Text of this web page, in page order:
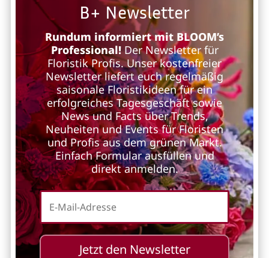
B+ Newsletter
Rundum informiert mit BLOOM’s
Professional!Der Newsletter für
Floristik Profis. Unser kostenfreier
Newsletter liefert euch regelmäßig
saisonale Floristikideen für ein
erfolgreiches Tagesgeschäft sowie
News und Facts über Trends,
Neuheiten und Events für Floristen
und Profis aus dem grünen Markt.
Einfach Formular ausfüllen und
direkt anmelden.
Jetzt den Newsletter